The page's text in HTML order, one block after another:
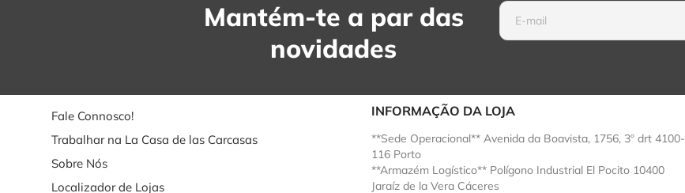
Mantém-te a par das
novidades
Fale Connosco!
Trabalhar na La Casa de las Carcasas
Sobre Nós
Localizador de Lojas
INFORMAÇÃO DA LOJA
**Sede Operacional** Avenida da Boavista, 1756, 3º drt 4100-
116 Porto
**Armazém Logístico** Polígono Industrial El Pocito 10400
Jaraíz de la Vera Cáceres